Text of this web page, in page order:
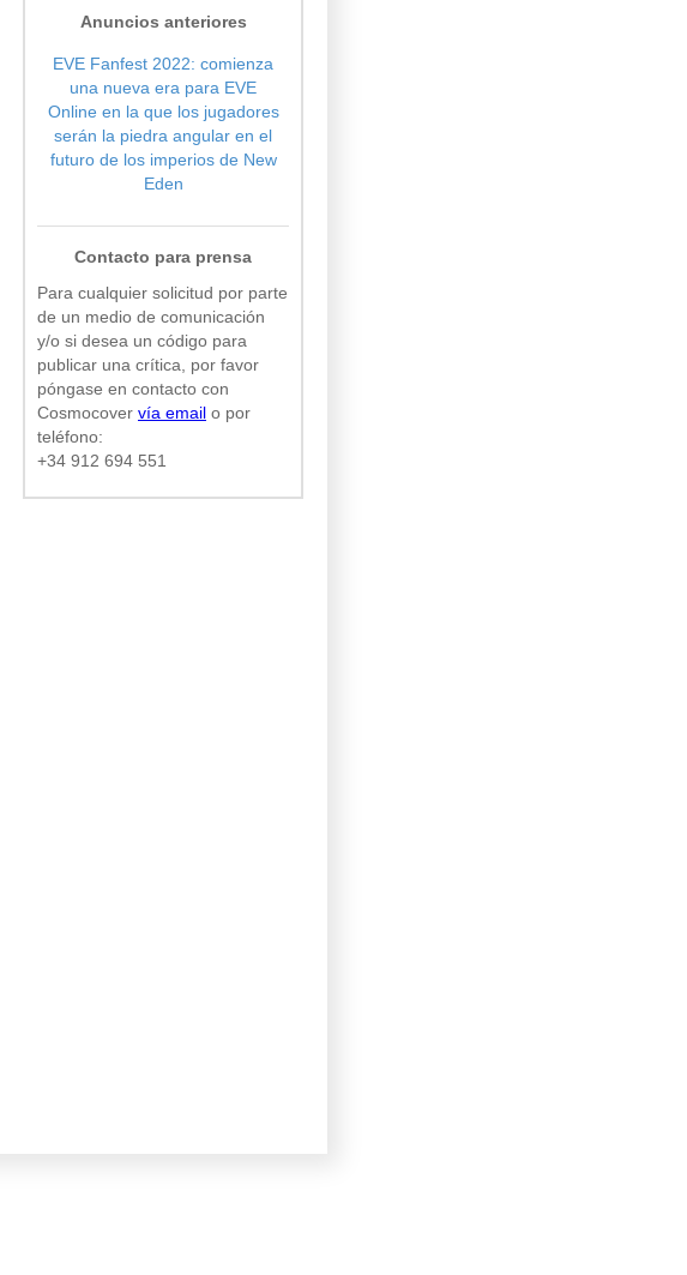
Anuncios anteriores
EVE Fanfest 2022: comienza
una nueva era para EVE
Online en la que los jugadores
serán la piedra angular en el
futuro de los imperios de New
Eden
Contacto para prensa
Para cualquier solicitud por parte
de un medio de comunicación
y/o si desea un código para
publicar una crítica, por favor
póngase en contacto con
Cosmocover vía email o por
teléfono:
+34 912 694 551